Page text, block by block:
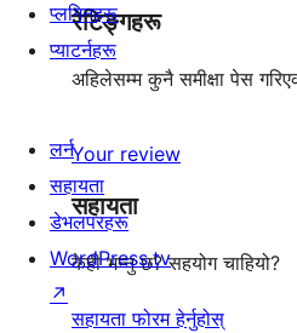
रेटिङ्गहरू
अहिलेसम्म कुनै समीक्षा पेस
Your review
सहायता
केही भन्नु छ? सहयोग चाहियो?
सहायता फोरम हेर्नुहोस्
प्लगिनहरू
प्याटर्नहरू
लर्न
सहायता
डेभलपरहरू
WordPress.tv
↗